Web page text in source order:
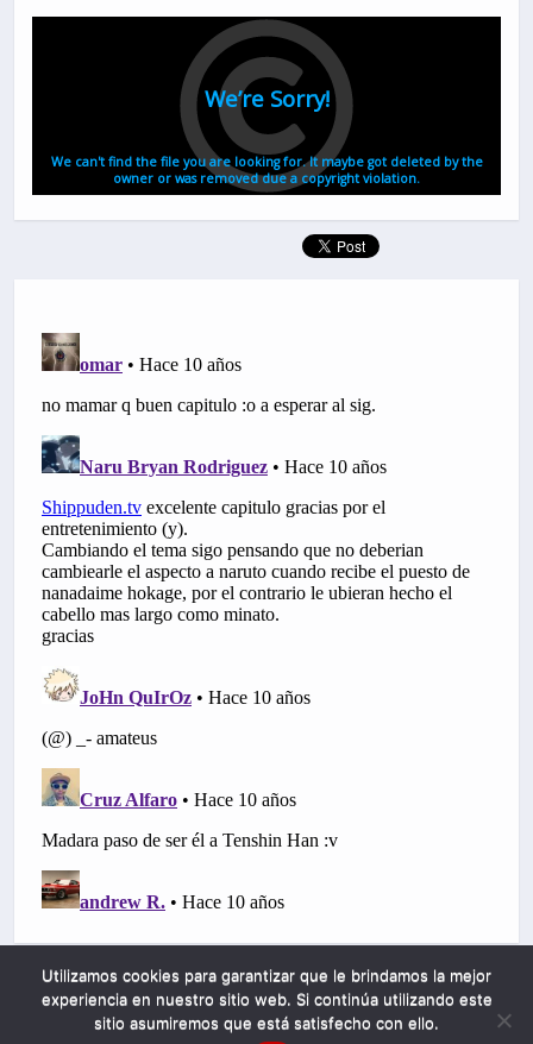
Utilizamos cookies para garantizar que le brindamos la mejor
experiencia en nuestro sitio web. Si continúa utilizando este
sitio asumiremos que está satisfecho con ello.